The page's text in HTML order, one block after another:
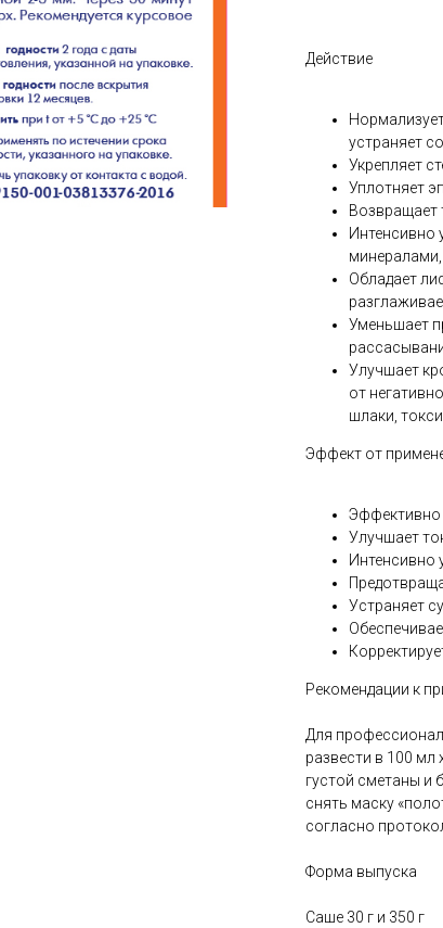
Действие
устраняет
Укрепляет
Уплотняет
Возвращает
Интенсивно
Обладает
Уменьшает
Улучшает
от
шлаки,
Эффект от
Эффективно
Улучшает
Интенсивно
Устраняет
Рекомендации к
Для
развести в 100
густой сметаны и
снять маску
согласно
Форма выпуска
Саше 30 г и 350 г